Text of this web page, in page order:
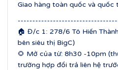
Giao hàng toàn quốc và quốc
🏠 Đ/c 1: 278/6 Tô Hiến
bên siêu thị BigC)
🌻 Mở của từ: 8h30 -10pm
trường hợp đổi trả liên hệ